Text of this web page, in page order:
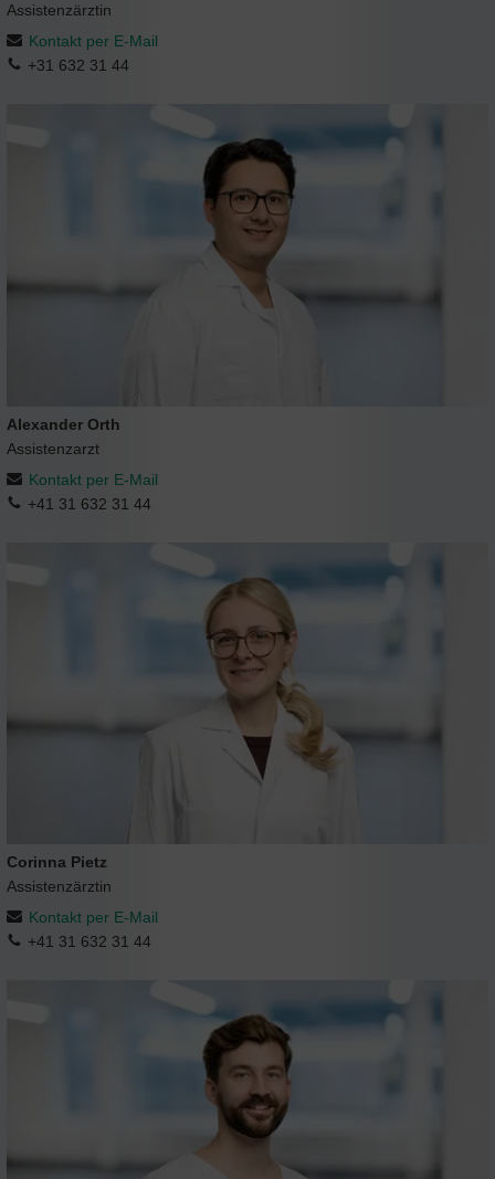
Assistenzärztin
Kontakt per E-Mail
+31 632 31 44
Alexander Orth
Assistenzarzt
Kontakt per E-Mail
+41 31 632 31 44
Corinna Pietz
Assistenzärztin
Kontakt per E-Mail
+41 31 632 31 44